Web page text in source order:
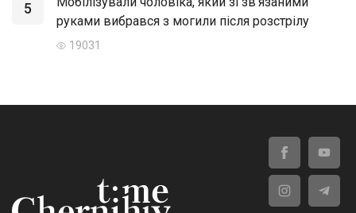
5
руками вибрався з могили після розстрілу
19031